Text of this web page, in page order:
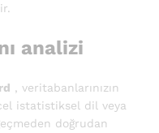
analizi
, veritabanlarınızın
istatistiksel dil veya
doğrudan